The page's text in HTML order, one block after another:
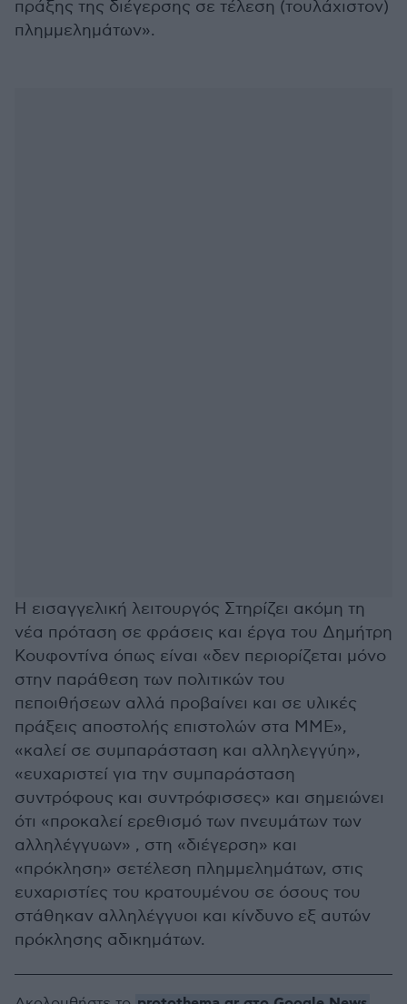
πράξης της διέγερσης σε τέλεση (τουλάχιστον)
πλημμελημάτων».
Η εισαγγελική λειτουργός Στηρίζει ακόμη τη
νέα πρόταση σε φράσεις και έργα του Δημήτρη
Κουφοντίνα όπως είναι «δεν περιορίζεται μόνο
στην παράθεση των πολιτικών του
πεποιθήσεων αλλά προβαίνει και σε υλικές
πράξεις αποστολής επιστολών στα ΜΜΕ»,
«καλεί σε συμπαράσταση και αλληλεγγύη»,
«ευχαριστεί για την συμπαράσταση
συντρόφους και συντρόφισσες» και σημειώνει
ότι «προκαλεί ερεθισμό των πνευμάτων των
αλληλέγγυων» , στη «διέγερση» και
«πρόκληση» σετέλεση πλημμελημάτων, στις
ευχαριστίες του κρατουμένου σε όσους του
στάθηκαν αλληλέγγυοι και κίνδυνο εξ αυτών
πρόκλησης αδικημάτων.